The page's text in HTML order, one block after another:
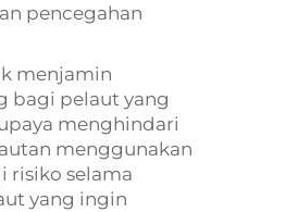
pencegahan
menjamin
bagi pelaut yang
menghindari
menggunakan
risiko selama
yang ingin